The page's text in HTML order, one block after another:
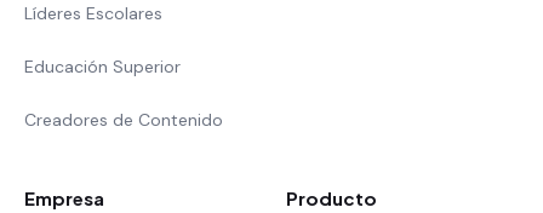
Líderes Escolares
Educación Superior
Creadores de Contenido
Empresa Producto